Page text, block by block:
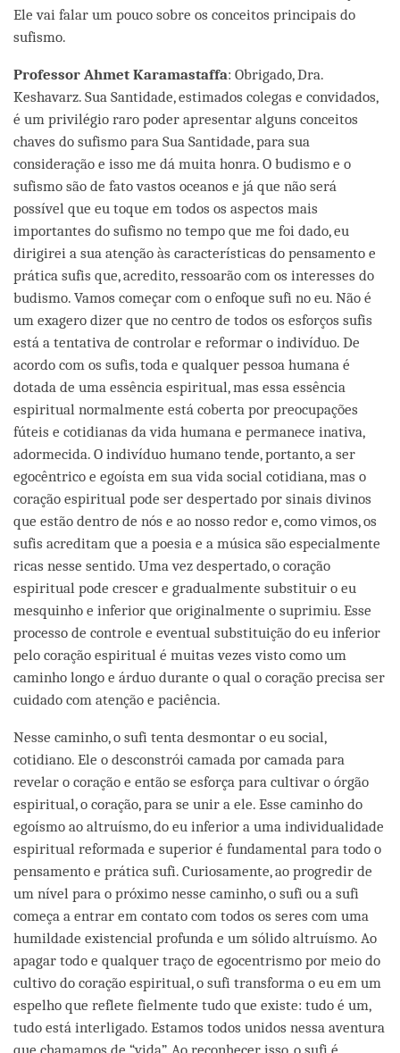
Ele vai falar um pouco sobre os conceitos principais do
sufismo.
Professor Ahmet Karamastaffa: Obrigado, Dra.
Keshavarz. Sua Santidade, estimados colegas e convidados,
é um privilégio raro poder apresentar alguns conceitos
chaves do sufismo para Sua Santidade, para sua
consideração e isso me dá muita honra. O budismo e o
sufismo são de fato vastos oceanos e já que não será
possível que eu toque em todos os aspectos mais
importantes do sufismo no tempo que me foi dado, eu
dirigirei a sua atenção às características do pensamento e
prática sufis que, acredito, ressoarão com os interesses do
budismo. Vamos começar com o enfoque sufi no eu. Não é
um exagero dizer que no centro de todos os esforços sufis
está a tentativa de controlar e reformar o indivíduo. De
acordo com os sufis, toda e qualquer pessoa humana é
dotada de uma essência espiritual, mas essa essência
espiritual normalmente está coberta por preocupações
fúteis e cotidianas da vida humana e permanece inativa,
adormecida. O indivíduo humano tende, portanto, a ser
egocêntrico e egoísta em sua vida social cotidiana, mas o
coração espiritual pode ser despertado por sinais divinos
que estão dentro de nós e ao nosso redor e, como vimos, os
sufis acreditam que a poesia e a música são especialmente
ricas nesse sentido. Uma vez despertado, o coração
espiritual pode crescer e gradualmente substituir o eu
mesquinho e inferior que originalmente o suprimiu. Esse
processo de controle e eventual substituição do eu inferior
pelo coração espiritual é muitas vezes visto como um
caminho longo e árduo durante o qual o coração precisa ser
cuidado com atenção e paciência.
Nesse caminho, o sufi tenta desmontar o eu social,
cotidiano. Ele o desconstrói camada por camada para
revelar o coração e então se esforça para cultivar o órgão
espiritual, o coração, para se unir a ele. Esse caminho do
egoísmo ao altruísmo, do eu inferior a uma individualidade
espiritual reformada e superior é fundamental para todo o
pensamento e prática sufi. Curiosamente, ao progredir de
um nível para o próximo nesse caminho, o sufi ou a sufi
começa a entrar em contato com todos os seres com uma
humildade existencial profunda e um sólido altruísmo. Ao
apagar todo e qualquer traço de egocentrismo por meio do
cultivo do coração espiritual, o sufi transforma o eu em um
espelho que reflete fielmente tudo que existe: tudo é um,
tudo está interligado. Estamos todos unidos nessa aventura